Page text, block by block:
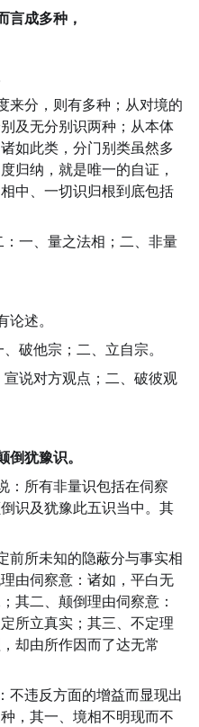
言成多种，
来分，则有多种；从对境的
及无分别识两种；从本体
如此类，分门别类虽然多
归纳，就是唯一的自证，
中、一切识归根到底包括
一、量之法相；二、非量
述。
破他宗；二、立自宗。
说对方观点；二、破彼观
犹豫识。
：所有非量识包括在伺察
识及犹豫此五识当中。其
前所未知的隐蔽分与事实相
由伺察意：诸如，平白无
其二、颠倒理由伺察意：
所立真实；其三、不定理
却由所作因而了达无常
不违反方面的增益而显现出
，其一、境相不明现而不